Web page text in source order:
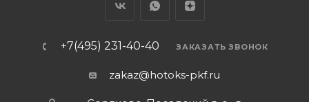
+7(495) 231-40-40 ЗАКАЗАТЬ ЗВОНОК
zakaz@hotoks-pkf.ru